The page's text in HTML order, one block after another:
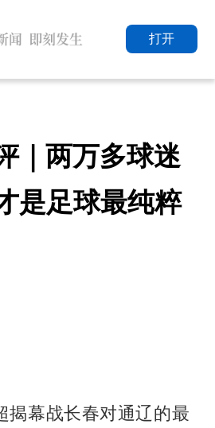
打开
｜两万多球迷
是足球最纯粹
幕战长春对通辽的最